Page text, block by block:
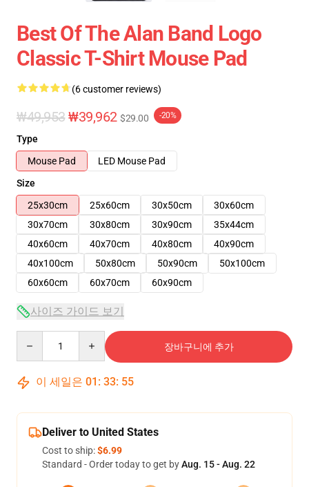
Best Of The Alan Band Logo
Classic T-Shirt Mouse Pad
(6 customer reviews)
₩49,953 ₩39,962 $29.00 -20%
Type
Mouse Pad
LED Mouse Pad
Size
25x30cm
25x60cm 30x50cm
30x60cm
30x70cm
30x80cm 30x90cm
35x44cm
40x60cm
40x70cm 40x80cm
40x90cm
40x100cm
50x80cm 50x90cm
50x100cm
60x60cm
60x70cm 60x90cm
사이즈 가이드 보기
장바구니에 추가
이 세일은 01 : 33: 54
Deliver to United States
Cost to ship:$6.99
Standard - Order today to get byAug. 15 - Aug. 22